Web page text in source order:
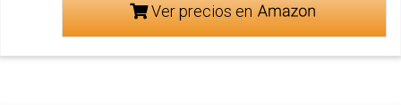
Ver precios en